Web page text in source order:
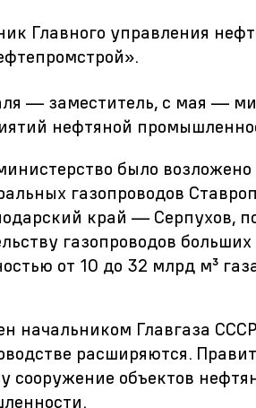
Главного управления
— заместитель, с мая —
нефтяной
было
газопроводов
край — Серпухов,
газопроводов
от 10 до 32 млрд м³
начальником Главгаза
расширяются.
сооружение объектов